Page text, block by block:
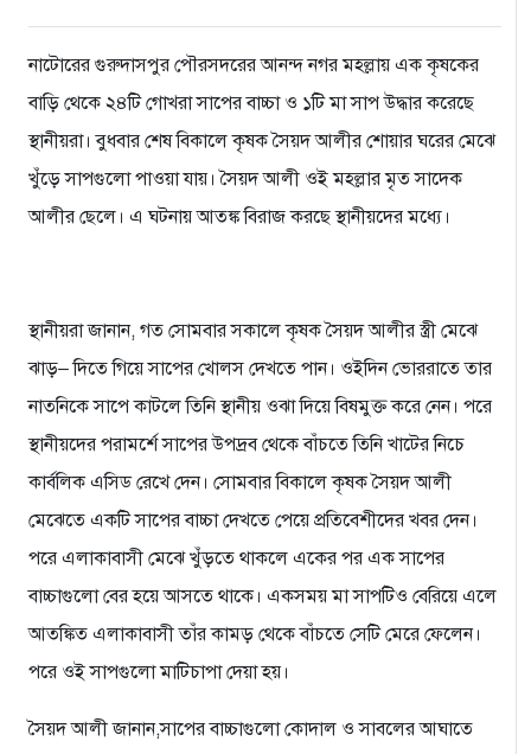
নাটোরের গুরুদাসপুর পৌরসদরের আনন্দ নগর মহল্লায় এক কৃষকের
বাড়ি থেকে ২৪টি গোখরা সাপের বাচ্চা ও ১টি মা সাপ উদ্ধার করেছে
স্থানীয়রা। বুধবার শেষ বিকালে কৃষক সৈয়দ আলীর শোয়ার ঘরের মেঝে
খুঁড়ে সাপগুলো পাওয়া যায়। সৈয়দ আলী ওই মহল্লার মৃত সাদেক
আলীর ছেলে। এ ঘটনায় আতঙ্ক বিরাজ করছে স্থানীয়দের মধ্যে।
স্থানীয়রা জানান, গত সোমবার সকালে কৃষক সৈয়দ আলীর স্ত্রী মেঝে
ঝাড়– দিতে গিয়ে সাপের খোলস দেখতে পান। ওইদিন ভোররাতে তার
নাতনিকে সাপে কাটলে তিনি স্থানীয় ওঝা দিয়ে বিষমুক্ত করে নেন। পরে
স্থানীয়দের পরামর্শে সাপের উপদ্রব থেকে বাঁচতে তিনি খাটের নিচে
কার্বলিক এসিড রেখে দেন। সোমবার বিকালে কৃষক সৈয়দ আলী
মেঝেতে একটি সাপের বাচ্চা দেখতে পেয়ে প্রতিবেশীদের খবর দেন।
পরে এলাকাবাসী মেঝে খুঁড়তে থাকলে একের পর এক সাপের
বাচ্চাগুলো বের হয়ে আসতে থাকে। একসময় মা সাপটিও বেরিয়ে এলে
আতঙ্কিত এলাকাবাসী তাঁর কামড় থেকে বাঁচতে সেটি মেরে ফেলেন।
পরে ওই সাপগুলো মাটিচাপা দেয়া হয়।
সৈয়দ আলী জানান,সাপের বাচ্চাগুলো কোদাল ও সাবলের আঘাতে